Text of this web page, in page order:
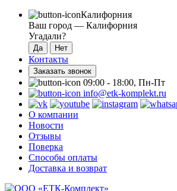
Калифорния
Ваш город — Калифорния
Угадали?
Контакты
Заказать звонок
09:00 - 18:00, Пн-Пт
info@etk-komplekt.ru
О компании
Новости
Отзывы
Поверка
Способы оплаты
Доставка и возврат